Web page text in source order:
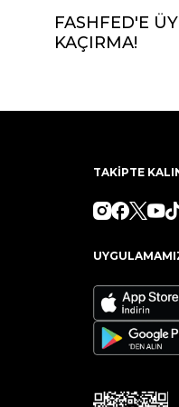
FASHFED'E
KAÇIRMA!
TAKİPTE